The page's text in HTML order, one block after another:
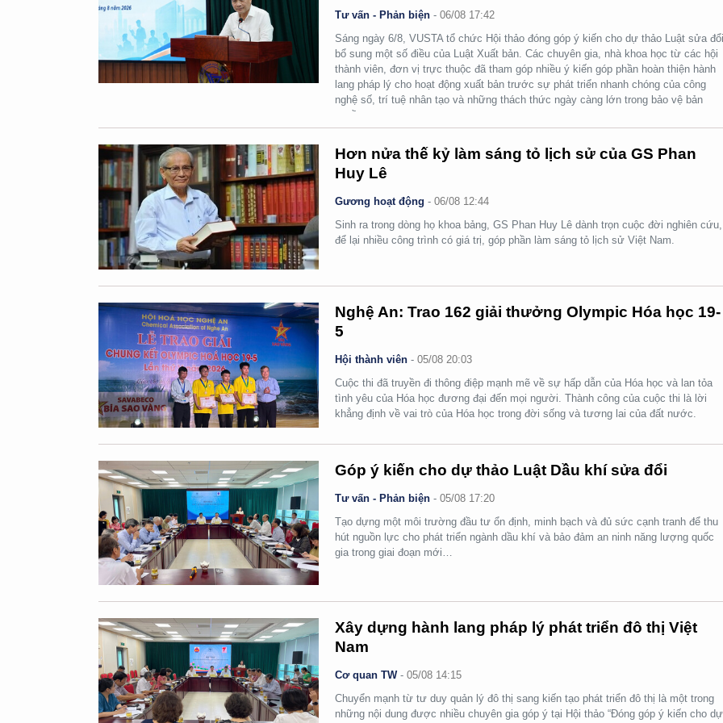
Tư vấn - Phản biện -06/08 17:42
Sáng ngày 6/8, VUSTA tổ chức Hội thảo đóng góp ý kiến cho dự thảo Luật sửa
bổ sung một số điều của Luật Xuất bản. Các chuyên gia, nhà khoa học từ các hội
thành viên, đơn vị trực thuộc đã tham góp nhiều ý kiến góp phần hoàn thiện hành
lang pháp lý cho hoạt động xuất bản trước sự phát triển nhanh chóng của công
nghệ số, trí tuệ nhân tạo và những thách thức ngày càng lớn trong bảo vệ bản
quyền.
Hơn nửa thế kỷ làm sáng tỏ lịch sử của GS Phan
Huy Lê
Gương hoạt động -06/08 12:44
Sinh ra trong dòng họ khoa bảng, GS Phan Huy Lê dành trọn cuộc đời nghiên cứu,
để lại nhiều công trình có giá trị, góp phần làm sáng tỏ lịch sử Việt Nam.
Nghệ An: Trao 162 giải thưởng Olympic Hóa học 19-
5
Hội thành viên -05/08 20:03
Cuộc thi đã truyền đi thông điệp mạnh mẽ về sự hấp dẫn của Hóa học và lan tỏa
tình yêu của Hóa học đương đại đến mọi người. Thành công của cuộc thi là lời
khẳng định về vai trò của Hóa học trong đời sống và tương lai của đất nước.
Góp ý kiến cho dự thảo Luật Dầu khí sửa đổi
Tư vấn - Phản biện -05/08 17:20
Tạo dựng một môi trường đầu tư ổn định, minh bạch và đủ sức cạnh tranh để thu
hút nguồn lực cho phát triển ngành dầu khí và bảo đảm an ninh năng lượng quốc
gia trong giai đoạn mới…
Xây dựng hành lang pháp lý phát triển đô thị Việt
Nam
Cơ quan TW-05/08 14:15
Chuyển mạnh từ tư duy quản lý đô thị sang kiến tạo phát triển đô thị là một trong
những nội dung được nhiều chuyên gia góp ý tại Hội thảo “Đóng góp ý kiến cho dự